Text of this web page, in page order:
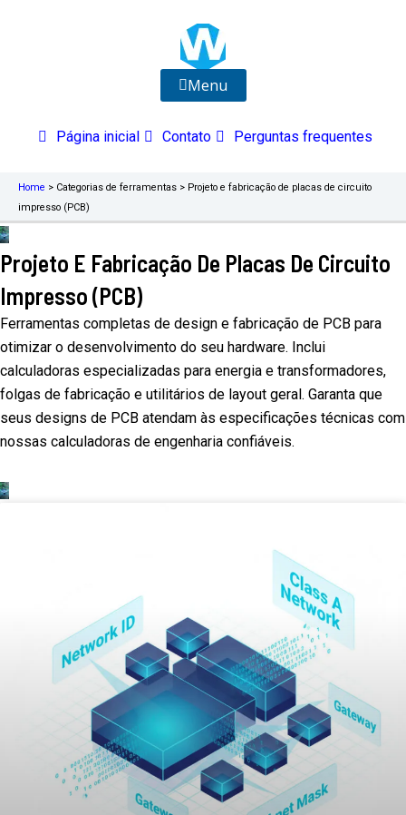
Menu
Página inicial Contato Perguntas frequentes
Home > Categorias de ferramentas > Projeto e fabricação de placas de circuito
impresso (PCB)
Projeto E Fabricação De Placas De Circuito
Impresso (PCB)
Ferramentas completas de design e fabricação de PCB para
otimizar o desenvolvimento do seu hardware. Inclui
calculadoras especializadas para energia e transformadores,
folgas de fabricação e utilitários de layout geral. Garanta que
seus designs de PCB atendam às especificações técnicas com
nossas calculadoras de engenharia confiáveis.